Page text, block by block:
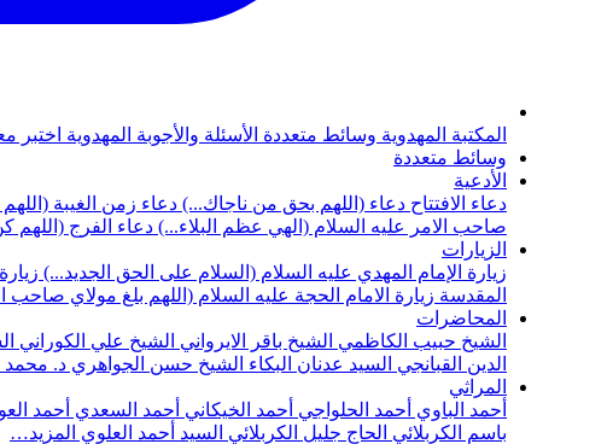
المكتبة المهدوية وسائط متعددة الأسئلة والأجوبة المهدوية اختبر
وسائط متعددة
الأدعية
دعاء الافتتاح دعاء (اللهم بحق من ناجاك...) دعاء زمن الغيبة
صاحب الامر عليه السلام (الهي عظم البلاء...) دعاء الفرج (اللهم
الزيارات
زيارة الإمام المهدي عليه السلام (السلام على الحق الجديد...)
المقدسة زيارة الامام الحجة عليه السلام (اللهم بلغ مولاي صاحب
المحاضرات
الشيخ حبيب الكاظمي الشيخ باقر الايرواني الشيخ علي الكوراني
الدين القبانجي السيد عدنان البكاء الشيخ حسن الجواهري د. محمد
المراثي
أحمد الباوي أحمد الحلواجي أحمد الخيكاني أحمد السعدي أحمد
باسم الكربلائي الحاج جليل الكربلائي السيد أحمد العلوي المزيد…